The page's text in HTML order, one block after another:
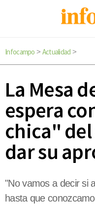
Infocampo > Actualidad >
La Mesa
espera
chica"
dar su
"No vamos a decir si
hasta que